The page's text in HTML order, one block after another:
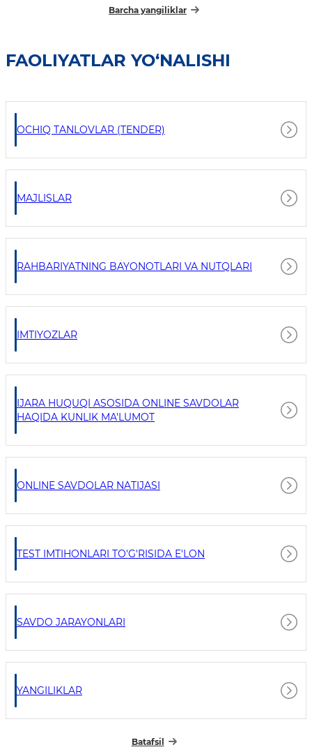
Barcha yangiliklar
FAOLIYATLAR YO‘NALISHI
OCHIQ TANLOVLAR (TENDER)
MAJLISLAR
RAHBARIYATNING BAYONOTLARI VA NUTQLARI
IMTIYOZLAR
IJARA HUQUQI ASOSIDA ONLINE SAVDOLAR
HAQIDA KUNLIK MA'LUMOT
ONLINE SAVDOLAR NATIJASI
TEST IMTIHONLARI TO'G'RISIDA E'LON
SAVDO JARAYONLARI
YANGILIKLAR
Batafsil